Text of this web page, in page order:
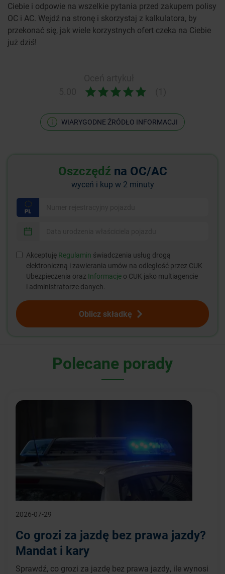
Ciebie i odpowie na wszelkie pytania przed zakupem polisy
OC i AC. Wejdź na stronę i skorzystaj z kalkulatora, by
przekonać się, jak wiele korzystnych ofert czeka na Ciebie
już dziś!
WIARYGODNE ŹRÓDŁO INFORMACJI
Oszczędź na OC/AC
wyceń i kup w 2 minuty
Akceptuję Regulamin świadczenia usług drogą
elektroniczną i zawierania umów na odległość przez CUK
Ubezpieczenia oraz Informacje o CUK jako multiagencie
i administratorze danych.
Oblicz składkę
Polecane porady
2026-07-29
Co grozi za jazdę bez prawa jazdy?
Mandat i kary
Sprawdź, co grozi za jazdę bez prawa jazdy, ile wynosi